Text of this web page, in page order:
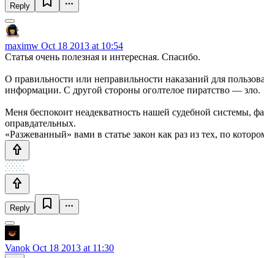
Reply
maximw Oct 18 2013 at 10:54
Статья очень полезная и интересная. Спасибо.
О правильности или неправильности наказаний для
информации. С другой стороны оголтелое пиратство — зло.
Меня беспокоит неадекватность нашей судебной системы,
оправдательных.
«Разжеванный» вами в статье закон как раз из тех, по
Reply
Vanok Oct 18 2013 at 11:30